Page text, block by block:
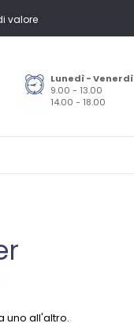
valore
Lunedì - Venerdì
9.00 - 13.00
14.00 - 18.00
uno all'altro.